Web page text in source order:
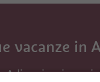
vacanze in
Adige ricevi